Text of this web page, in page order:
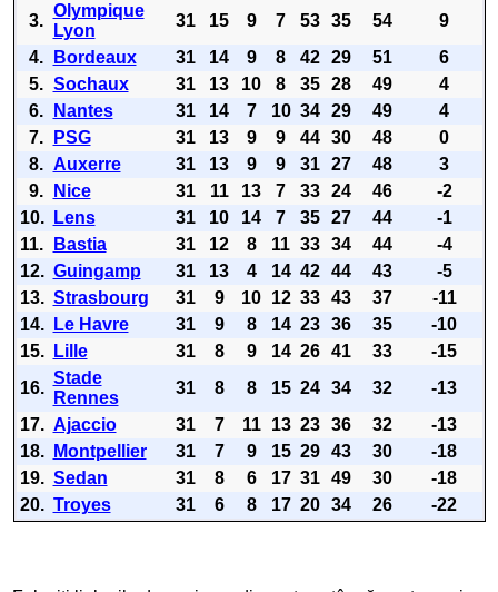
3.
Olympique
Lyon
31 15 9 7 53 35 54
9
4.
Bordeaux 31 14 9 8 42 29 51
6
5. Sochaux 31 13 10 8 35 28 49
4
6.
Nantes 31 14 7 10 34 29 49
4
7.
PSG 31 13 9 9 44 30 48
0
8. Auxerre 31 13 9 9 31 27 48
3
9.
Nice 31 11 13 7 33 24 46
-2
10.
Lens 31 10 14 7 35 27 44
-1
11.
Bastia 31 12 8 11 33 34 44
-4
12. Guingamp 31 13 4 14 42 44 43
-5
13. Strasbourg 31 9 10 12 33 43 37
-11
14.
Le Havre 31 9 8 14 23 36 35
-10
15.
Lille 31 8 9 14 26 41 33
-15
16.
Stade
Rennes
31 8 8 15 24 34 32
-13
17. Ajaccio 31 7 11 13 23 36 32
-13
18.
Montpellier 31 7 9 15 29 43 30
-18
19. Sedan 31 8 6 17 31 49 30
-18
20. Troyes 31 6 8 17 20 34 26 -22